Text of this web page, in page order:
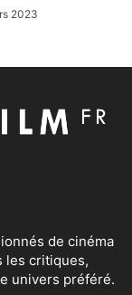
2023
de cinéma
les critiques,
univers préféré.